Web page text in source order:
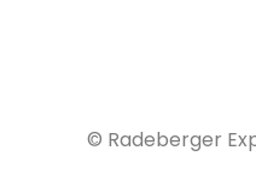
© Radeberger